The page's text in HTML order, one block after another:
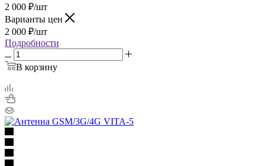
2 000 ₽/шт
Варианты цен
2 000 ₽/шт
Подробности
В корзину